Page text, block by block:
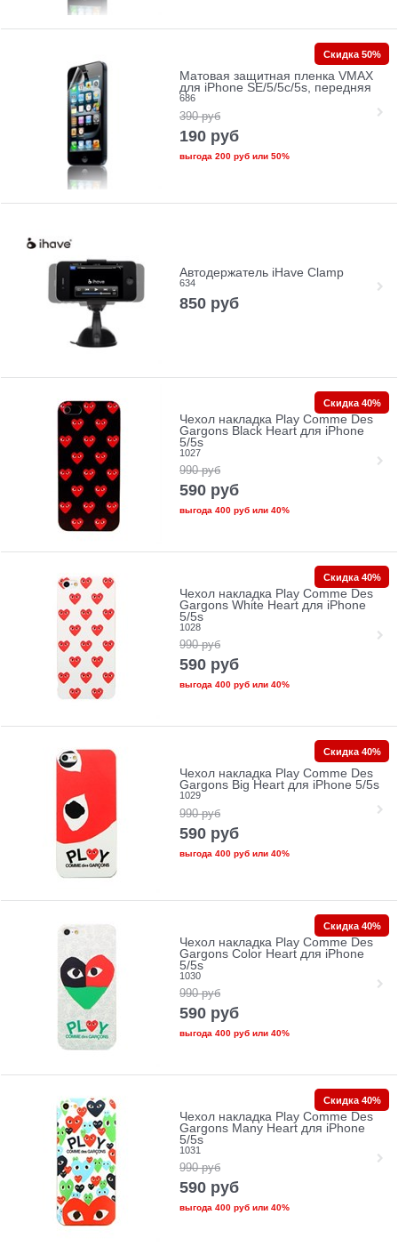
Матовая защитная пленка VMAX
для iPhone SE/5/5c/5s, передняя
686
390 руб
190 руб
выгода 200 рубили 50%
Скидка 50%
Автодержатель iHave Clamp
634
850 руб
Чехол накладка Play Comme Des
Gargons Black Heart для iPhone
5/5s
1027
990 руб
590 руб
выгода 400 рубили 40%
Скидка 40%
Чехол накладка Play Comme Des
Gargons White Heart для iPhone
5/5s
1028
990 руб
590 руб
выгода 400 рубили 40%
Скидка 40%
Чехол накладка Play Comme Des
Gargons Big Heart для iPhone 5/5s
1029
990 руб
590 руб
выгода 400 рубили 40%
Скидка 40%
Чехол накладка Play Comme Des
Gargons Color Heart для iPhone
5/5s
1030
990 руб
590 руб
выгода 400 рубили 40%
Скидка 40%
Чехол накладка Play Comme Des
Gargons Many Heart для iPhone
5/5s
1031
990 руб
590 руб
выгода 400 рубили 40%
Скидка 40%